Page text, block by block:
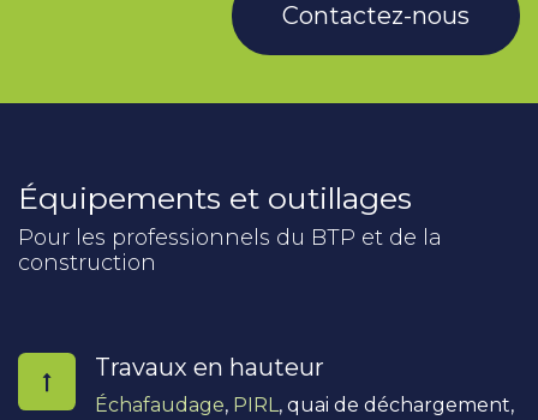
Contactez-nous
Équipements et outillages
Pour les professionnels du BTP et de la
construction
Travaux en hauteur
Échafaudage, PIRL, quai de déchargement,